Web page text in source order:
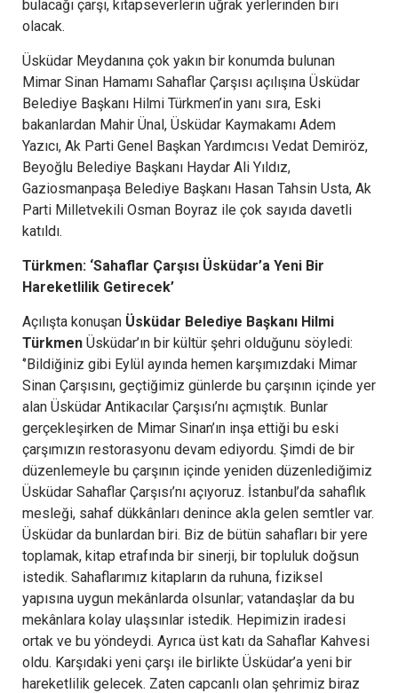
bulacağı çarşı, kitapseverlerin uğrak yerlerinden biri
olacak.
Üsküdar Meydanına çok yakın bir konumda bulunan
Mimar Sinan Hamamı Sahaflar Çarşısı açılışına Üsküdar
Belediye Başkanı Hilmi Türkmen’in yanı sıra, Eski
bakanlardan Mahir Ünal, Üsküdar Kaymakamı Adem
Yazıcı, Ak Parti Genel Başkan Yardımcısı Vedat Demiröz,
Beyoğlu Belediye Başkanı Haydar Ali Yıldız,
Gaziosmanpaşa Belediye Başkanı Hasan Tahsin Usta, Ak
Parti Milletvekili Osman Boyraz ile çok sayıda davetli
katıldı.
Türkmen: ‘Sahaflar Çarşısı Üsküdar’a Yeni Bir
Hareketlilik Getirecek’
Açılışta konuşan Üsküdar Belediye Başkanı Hilmi
Türkmen Üsküdar’ın bir kültür şehri olduğunu söyledi:
‘’Bildiğiniz gibi Eylül ayında hemen karşımızdaki Mimar
Sinan Çarşısını, geçtiğimiz günlerde bu çarşının içinde yer
alan Üsküdar Antikacılar Çarşısı’nı açmıştık. Bunlar
gerçekleşirken de Mimar Sinan’ın inşa ettiği bu eski
çarşımızın restorasyonu devam ediyordu. Şimdi de bir
düzenlemeyle bu çarşının içinde yeniden düzenlediğimiz
Üsküdar Sahaflar Çarşısı’nı açıyoruz. İstanbul’da sahaflık
mesleği, sahaf dükkânları denince akla gelen semtler var.
Üsküdar da bunlardan biri. Biz de bütün sahafları bir yere
toplamak, kitap etrafında bir sinerji, bir topluluk doğsun
istedik. Sahaflarımız kitapların da ruhuna, fiziksel
yapısına uygun mekânlarda olsunlar; vatandaşlar da bu
mekânlara kolay ulaşsınlar istedik. Hepimizin iradesi
ortak ve bu yöndeydi. Ayrıca üst katı da Sahaflar Kahvesi
oldu. Karşıdaki yeni çarşı ile birlikte Üsküdar’a yeni bir
hareketlilik gelecek. Zaten capcanlı olan şehrimiz biraz